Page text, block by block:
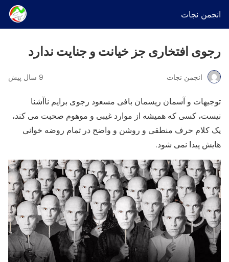
انجمن نجات
رجوی افتخاری جز خیانت و جنایت ندارد
انجمن نجات 9 سال پیش
توجیهات و آسمان ریسمان بافی مسعود رجوی برایم ناآشنا
نیست، کسی که همیشه از موارد غیبی و موهوم صحبت می کند،
یک کلام حرف منطقی و روشن و واضح در تمام روضه خوانی
هایش پیدا نمی شود.